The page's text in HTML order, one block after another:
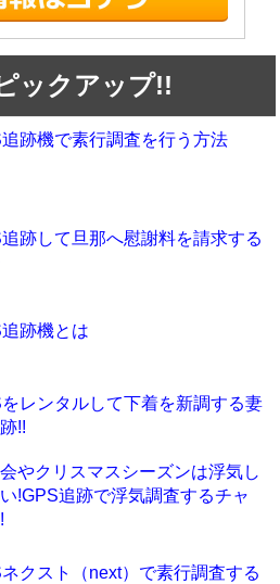
ックアップ!!
跡機で素行調査を行う方法
跡して旦那へ慰謝料を請求する
跡機とは
レンタルして下着を新調する妻
!!
やクリスマスシーズンは浮気し
!GPS追跡で浮気調査するチャ
クスト（next）で素行調査する